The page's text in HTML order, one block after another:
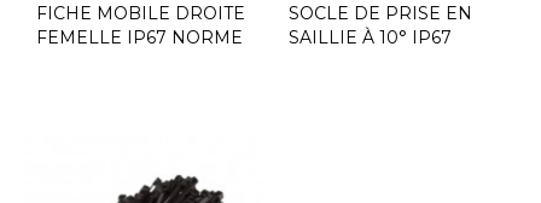
FICHE MOBILE DROITE
FEMELLE IP67 NORME
SOCLE DE PRISE EN
SAILLIE À 10° IP67